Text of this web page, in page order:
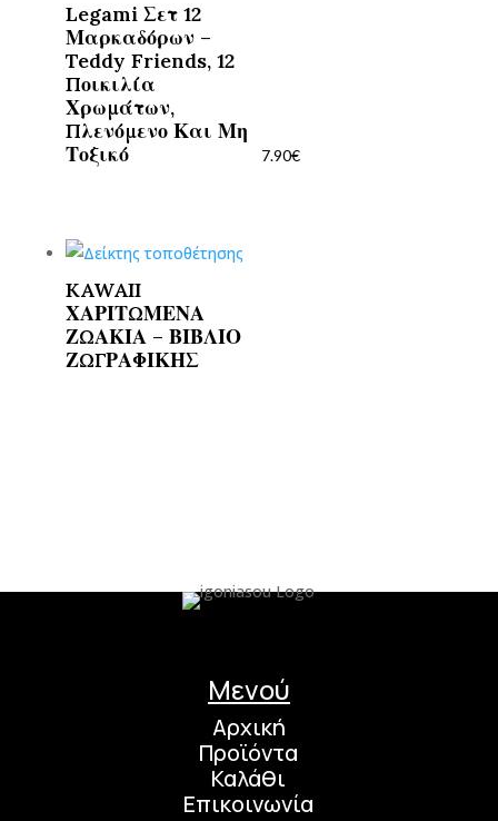
Legami Σετ 12
Μαρκαδόρων –
Teddy Friends, 12
Ποικιλία
Χρωμάτων,
Πλενόμενο Και Μη
Τοξικό
7.90€
KAWAII
ΧΑΡΙΤΩΜΕΝΑ
ΖΩΑΚΙΑ – ΒΙΒΛΙΟ
ΖΩΓΡΑΦΙΚΗΣ
Μενού
Αρχική
Προϊόντα
Καλάθι
Επικοινωνία